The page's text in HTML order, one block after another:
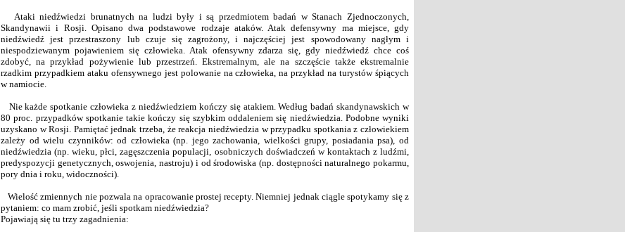
Ataki niedźwiedzi brunatnych na ludzi były i są przedmiotem badań w Stanach Zjednoczonych,
Skandynawii i Rosji. Opisano dwa podstawowe rodzaje ataków. Atak defensywny ma miejsce, gdy
niedźwiedź jest przestraszony lub czuje się zagrożony, i najczęściej jest spowodowany nagłym i
niespodziewanym pojawieniem się człowieka. Atak ofensywny zdarza się, gdy niedźwiedź chce coś
zdobyć, na przykład pożywienie lub przestrzeń. Ekstremalnym, ale na szczęście także ekstremalnie
rzadkim przypadkiem ataku ofensywnego jest polowanie na człowieka, na przykład na turystów śpiących
w namiocie.
Nie każde spotkanie człowieka z niedźwiedziem kończy się atakiem. Według badań skandynawskich w
80 proc. przypadków spotkanie takie kończy się szybkim oddaleniem się niedźwiedzia. Podobne wyniki
uzyskano w Rosji. Pamiętać jednak trzeba, że reakcja niedźwiedzia w przypadku spotkania z człowiekiem
zależy od wielu czynników: od człowieka (np. jego zachowania, wielkości grupy, posiadania psa), od
niedźwiedzia (np. wieku, płci, zagęszczenia populacji, osobniczych doświadczeń w kontaktach z ludźmi,
predyspozycji genetycznych, oswojenia, nastroju) i od środowiska (np. dostępności naturalnego pokarmu,
pory dnia i roku, widoczności).
Wielość zmiennych nie pozwala na opracowanie prostej recepty. Niemniej jednak ciągle spotykamy się z
pytaniem: co mam zrobić, jeśli spotkam niedźwiedzia?
Pojawiają się tu trzy zagadnienia: